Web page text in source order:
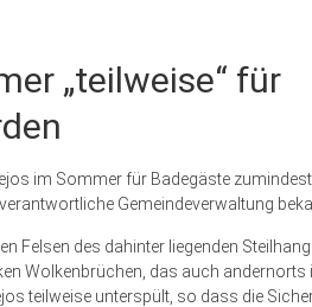
„teilweise“ für
im Sommer für Badegäste zumindest
Gemeindeverwaltung
Felsen des dahinter liegenden
Wolkenbrüchen, das auch andernorts
teilweise unterspült, so dass die